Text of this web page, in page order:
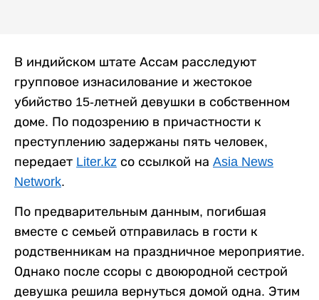
В индийском штате Ассам расследуют
групповое изнасилование и жестокое
убийство 15-летней девушки в собственном
доме. По подозрению в причастности к
преступлению задержаны пять человек,
передает Liter.kz со ссылкой на Asia News
Network.
По предварительным данным, погибшая
вместе с семьей отправилась в гости к
родственникам на праздничное мероприятие.
Однако после ссоры с двоюродной сестрой
девушка решила вернуться домой одна. Этим